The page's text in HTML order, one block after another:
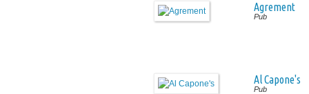
Agrement
Pub
Al Capone's
Pub